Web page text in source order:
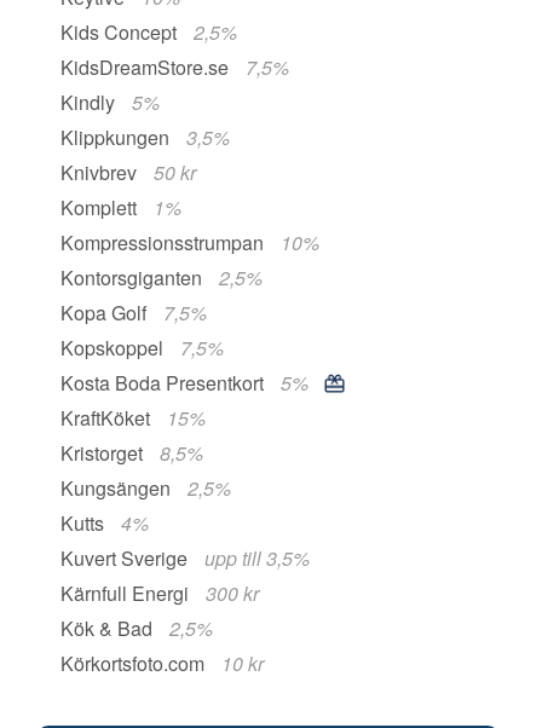
Kids Concept
2,5%
KidsDreamStore.se
7,5%
Kindly
5%
Klippkungen
3,5%
Knivbrev
50 kr
Komplett
1%
Kompressionsstrumpan
10%
Kontorsgiganten
2,5%
Kopa Golf
7,5%
Kopskoppel
7,5%
Kosta Boda Presentkort
5%
KraftKöket
15%
Kristorget
8,5%
Kungsängen
2,5%
Kutts
4%
Kuvert Sverige
upp till 3,5%
Kärnfull Energi
300 kr
Kök & Bad
2,5%
Körkortsfoto.com
10 kr